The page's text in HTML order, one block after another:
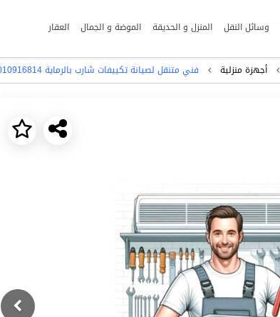
وسائل النقل المنزل و الحديقة الموضة و الجمال العقار
أجهزة منزلية فني متنقل لصيانة تكييفات شارب بالرماية 01010916814
Next